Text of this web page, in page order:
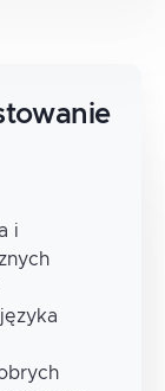
i